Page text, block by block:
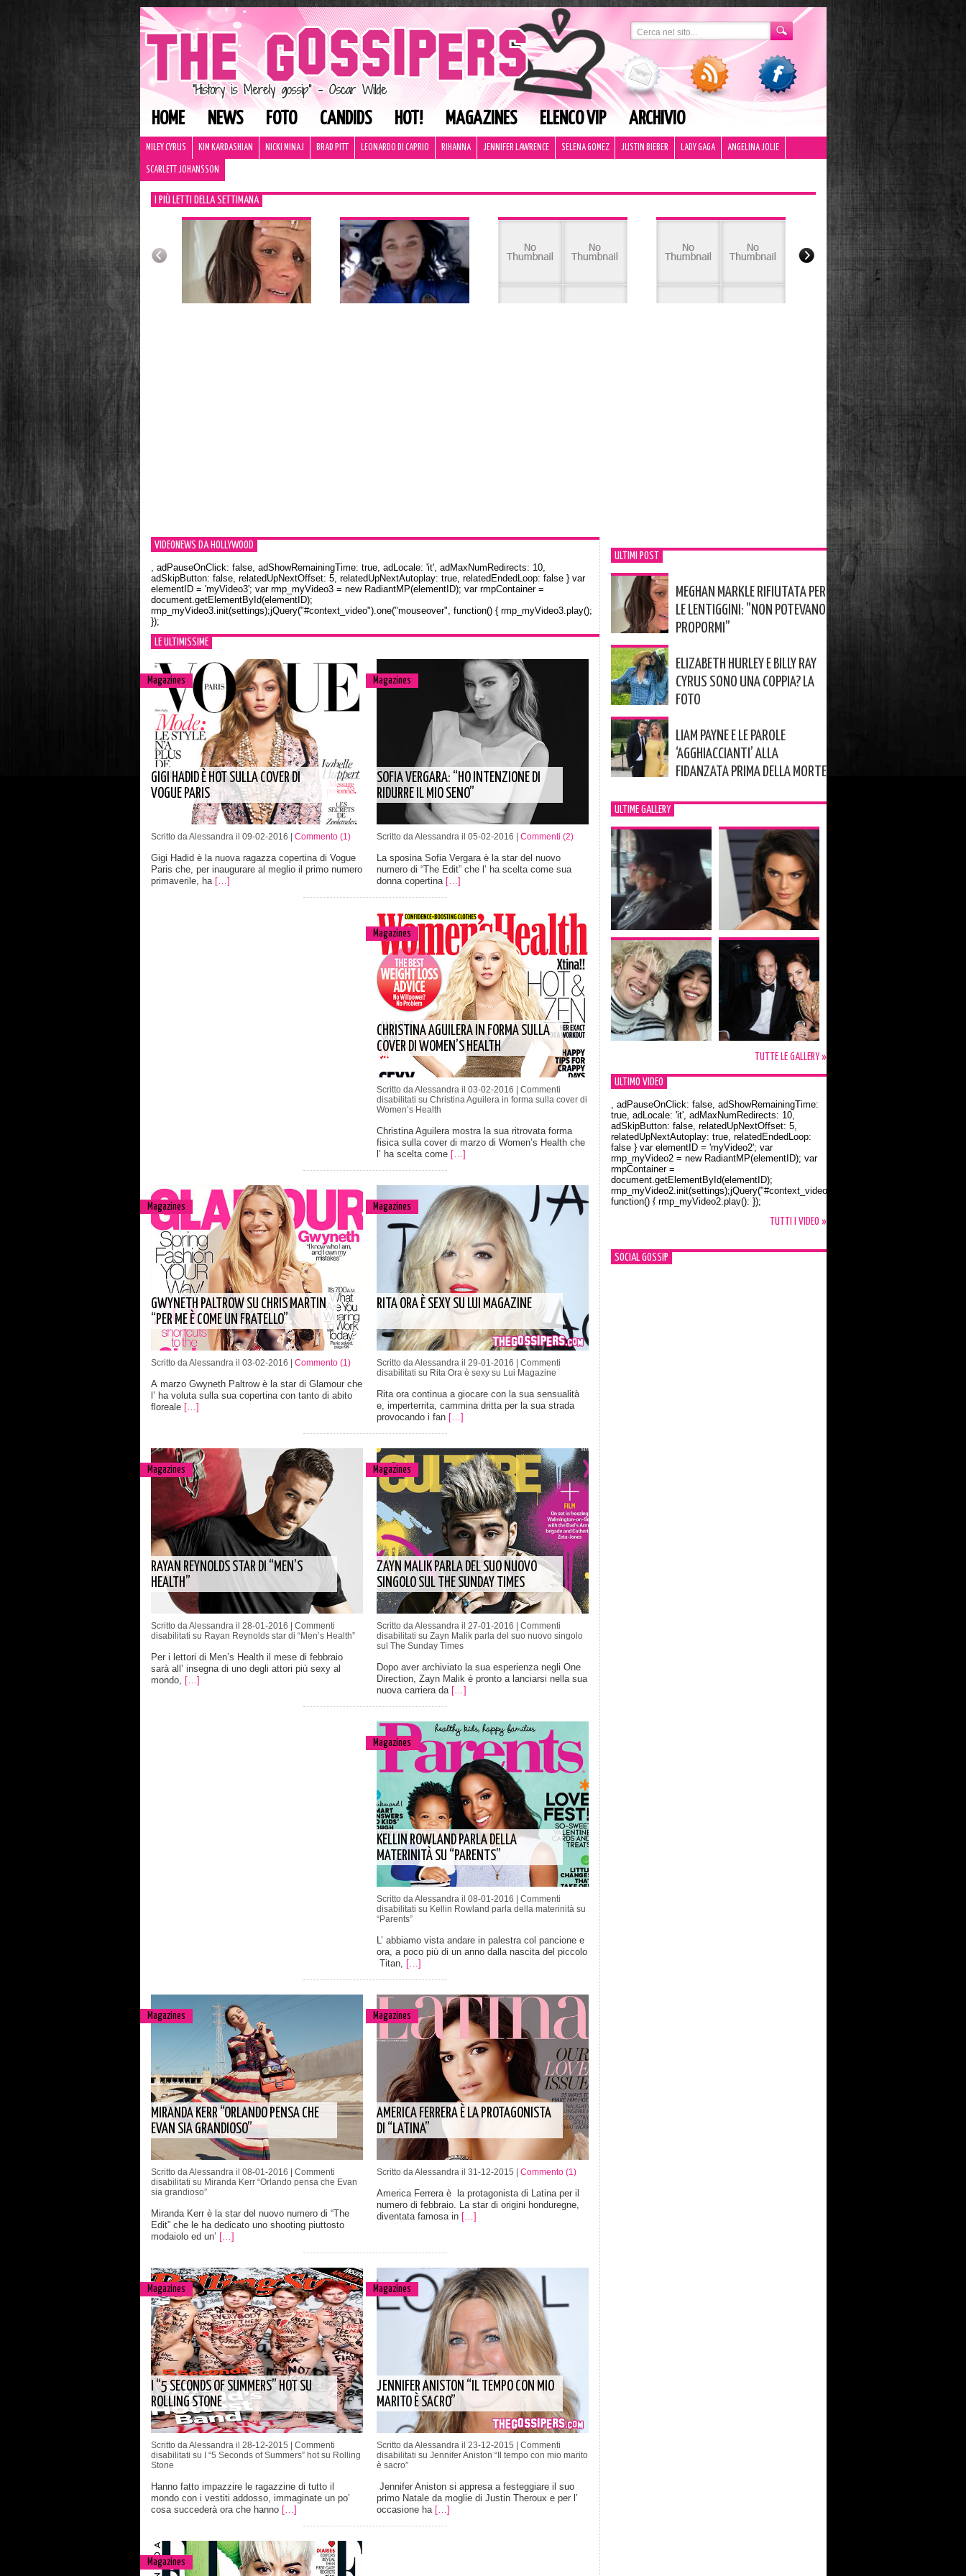
HOME NEWS FOTO CANDIDS HOT! MAGAZINES ELENCO VIP ARCHIVIO
MILEY CYRUS KIM KARDASHIAN NICKI MINAJ BRAD PITT LEONARDO DI CAPRIO RIHANNA JENNIFER LAWRENCE SELENA GOMEZ JUSTIN BIEBER LADY GAGA ANGELINA JOLIE
SCARLETT JOHANSSON
I PIÙ LETTI DELLA SETTIMANA
VIDEONEWS DA HOLLYWOOD
, adPauseOnClick: false, adShowRemainingTime: true, adLocale: 'it', adMaxNumRedirects: 10,
adSkipButton: false, relatedUpNextOffset: 5, relatedUpNextAutoplay: true, relatedEndedLoop: false } var
elementID = 'myVideo3'; var rmp_myVideo3 = new RadiantMP(elementID); var rmpContainer =
document.getElementById(elementID);
rmp_myVideo3.init(settings);jQuery("#context_video").one("mouseover", function() { rmp_myVideo3.play();
});
LE ULTIMISSIME
Magazines
GIGI HADID È HOT SULLA COVER DI
VOGUE PARIS
Scritto da Alessandra il 09-02-2016 | Commento (1)
Gigi Hadid è la nuova ragazza copertina di Vogue
Paris che, per inaugurare al meglio il primo numero
primaverile, ha […]
Magazines
SOFIA VERGARA: “HO INTENZIONE DI
RIDURRE IL MIO SENO”
Scritto da Alessandra il 05-02-2016 | Commenti (2)
La sposina Sofia Vergara è la star del nuovo
numero di “The Edit” che l’ ha scelta come sua
donna copertina […]
Magazines
CHRISTINA AGUILERA IN FORMA SULLA
COVER DI WOMEN’S HEALTH
Scritto da Alessandra il 03-02-2016 | Commenti
disabilitati su Christina Aguilera in forma sulla cover di
Women’s Health
Christina Aguilera mostra la sua ritrovata forma
fisica sulla cover di marzo di Women’s Health che
l’ ha scelta come […]
Magazines
GWYNETH PALTROW SU CHRIS MARTIN
“PER ME È COME UN FRATELLO”
Scritto da Alessandra il 03-02-2016 | Commento (1)
A marzo Gwyneth Paltrow è la star di Glamour che
l’ ha voluta sulla sua copertina con tanto di abito
floreale […]
Magazines
RITA ORA È SEXY SU LUI MAGAZINE
Scritto da Alessandra il 29-01-2016 | Commenti
disabilitati su Rita Ora è sexy su Lui Magazine
Rita ora continua a giocare con la sua sensualità
e, imperterrita, cammina dritta per la sua strada
provocando i fan […]
Magazines
RAYAN REYNOLDS STAR DI “MEN’S
HEALTH”
Scritto da Alessandra il 28-01-2016 | Commenti
disabilitati su Rayan Reynolds star di “Men’s Health”
Per i lettori di Men’s Health il mese di febbraio
sarà all’ insegna di uno degli attori più sexy al
mondo, […]
Magazines
ZAYN MALIK PARLA DEL SUO NUOVO
SINGOLO SUL THE SUNDAY TIMES
Scritto da Alessandra il 27-01-2016 | Commenti
disabilitati su Zayn Malik parla del suo nuovo singolo
sul The Sunday Times
Dopo aver archiviato la sua esperienza negli One
Direction, Zayn Malik è pronto a lanciarsi nella sua
nuova carriera da […]
Magazines
KELLIN ROWLAND PARLA DELLA
MATERINITÀ SU “PARENTS”
Scritto da Alessandra il 08-01-2016 | Commenti
disabilitati su Kellin Rowland parla della materinità su
“Parents”
L’ abbiamo vista andare in palestra col pancione e
ora, a poco più di un anno dalla nascita del piccolo
Titan, […]
Magazines
MIRANDA KERR “ORLANDO PENSA CHE
EVAN SIA GRANDIOSO”
Scritto da Alessandra il 08-01-2016 | Commenti
disabilitati su Miranda Kerr “Orlando pensa che Evan
sia grandioso”
Miranda Kerr è la star del nuovo numero di “The
Edit” che le ha dedicato uno shooting piuttosto
modaiolo ed un’ […]
Magazines
AMERICA FERRERA È LA PROTAGONISTA
DI “LATINA”
Scritto da Alessandra il 31-12-2015 | Commento (1)
America Ferrera è la protagonista di Latina per il
numero di febbraio. La star di origini honduregne,
diventata famosa in […]
Magazines
I “5 SECONDS OF SUMMERS” HOT SU
ROLLING STONE
Scritto da Alessandra il 28-12-2015 | Commenti
disabilitati su I “5 Seconds of Summers” hot su Rolling
Stone
Hanno fatto impazzire le ragazzine di tutto il
mondo con i vestiti addosso, immaginate un po’
cosa succederà ora che hanno […]
Magazines
JENNIFER ANISTON “IL TEMPO CON MIO
MARITO È SACRO”
Scritto da Alessandra il 23-12-2015 | Commenti
disabilitati su Jennifer Aniston “Il tempo con mio marito
è sacro”
Jennifer Aniston si appresa a festeggiare il suo
primo Natale da moglie di Justin Theroux e per l’
occasione ha […]
Magazines
ULTIMI POST
MEGHAN MARKLE RIFIUTATA PER
LE LENTIGGINI: ”NON POTEVANO
PROPORMI”
ELIZABETH HURLEY E BILLY RAY
CYRUS SONO UNA COPPIA? LA
FOTO
LIAM PAYNE E LE PAROLE
‘AGGHIACCIANTI’ ALLA
FIDANZATA PRIMA DELLA MORTE
ULTIME GALLERY
TUTTE LE GALLERY »
ULTIMO VIDEO
Orlando Bloom e la t-shirt dedicata a Flynn
, adPauseOnClick: false, adShowRemainingTime:
true, adLocale: 'it', adMaxNumRedirects: 10,
adSkipButton: false, relatedUpNextOffset: 5,
relatedUpNextAutoplay: true, relatedEndedLoop:
false } var elementID = 'myVideo2'; var
rmp_myVideo2 = new RadiantMP(elementID); var
rmpContainer =
document.getElementById(elementID);
rmp_myVideo2.init(settings);jQuery("#context_video2").one("mouseover",
function() { rmp_myVideo2.play(); });
TUTTI I VIDEO »
SOCIAL GOSSIP